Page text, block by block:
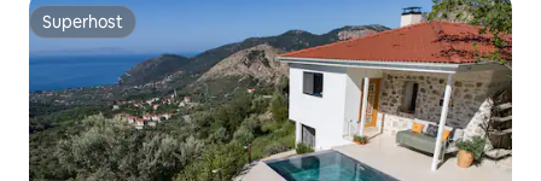
Superhost
Superhost